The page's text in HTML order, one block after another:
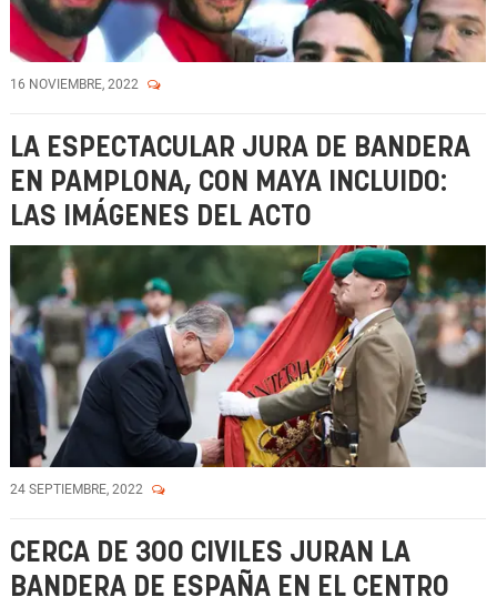
16 NOVIEMBRE, 2022
LA ESPECTACULAR JURA DE BANDERA
EN PAMPLONA, CON MAYA INCLUIDO:
LAS IMÁGENES DEL ACTO
24 SEPTIEMBRE, 2022
CERCA DE 300 CIVILES JURAN LA
BANDERA DE ESPAÑA EN EL CENTRO